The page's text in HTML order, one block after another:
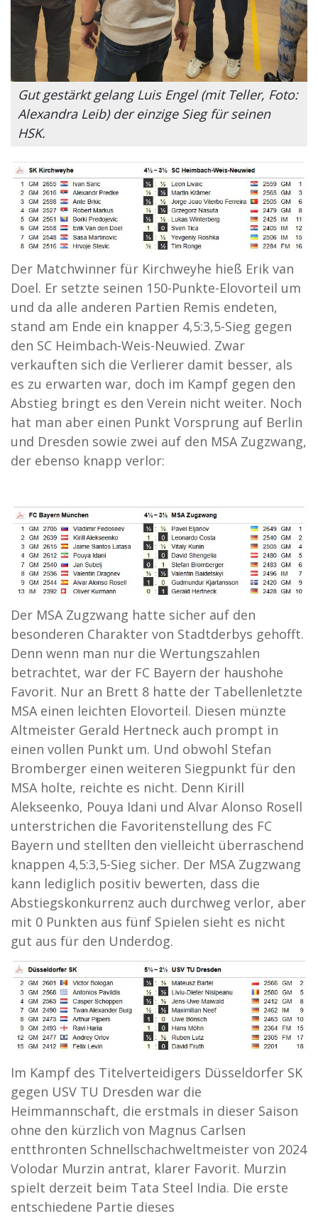
Gut gestärkt gelang Luis Engel (mit Teller, Foto:
Alexandra Leib) der einzige Sieg für seinen
HSK.
Der Matchwinner für Kirchweyhe hieß Erik van
Doel. Er setzte seinen 150-Punkte-Elovorteil um
und da alle anderen Partien Remis endeten,
stand am Ende ein knapper 4,5:3,5-Sieg gegen
den SC Heimbach-Weis-Neuwied. Zwar
verkauften sich die Verlierer damit besser, als
es zu erwarten war, doch im Kampf gegen den
Abstieg bringt es den Verein nicht weiter. Noch
hat man aber einen Punkt Vorsprung auf Berlin
und Dresden sowie zwei auf den MSA Zugzwang,
der ebenso knapp verlor:
Der MSA Zugzwang hatte sicher auf den
besonderen Charakter von Stadtderbys gehofft.
Denn wenn man nur die Wertungszahlen
betrachtet, war der FC Bayern der haushohe
Favorit. Nur an Brett 8 hatte der Tabellenletzte
MSA einen leichten Elovorteil. Diesen münzte
Altmeister Gerald Hertneck auch prompt in
einen vollen Punkt um. Und obwohl Stefan
Bromberger einen weiteren Siegpunkt für den
MSA holte, reichte es nicht. Denn Kirill
Alekseenko, Pouya Idani und Alvar Alonso Rosell
unterstrichen die Favoritenstellung des FC
Bayern und stellten den vielleicht überraschend
knappen 4,5:3,5-Sieg sicher. Der MSA Zugzwang
kann lediglich positiv bewerten, dass die
Abstiegskonkurrenz auch durchweg verlor, aber
mit 0 Punkten aus fünf Spielen sieht es nicht
gut aus für den Underdog.
Im Kampf des Titelverteidigers Düsseldorfer SK
gegen USV TU Dresden war die
Heimmannschaft, die erstmals in dieser Saison
ohne den kürzlich von Magnus Carlsen
entthronten Schnellschachweltmeister von 2024
Volodar Murzin antrat, klarer Favorit. Murzin
spielt derzeit beim Tata Steel India. Die erste
entschiedene Partie dieses